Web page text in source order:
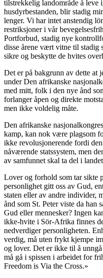
tilstrekkelig landområde å leve
husdyrbestanden, blir stadig
lenger. Vi har intet anstendig
restriksjoner i vår
Portforbud, stadig nye
disse årene vært vitne til stadig
sikre og beskytte de hvites
Det er på bakgrunn av dette at
under Den afrikanske
med mitt, folk i den nye ånd
forlanger åpen og direkte
men ikke voldelig måte.
Den afrikanske
kamp, kan nok være plagsom
ikke revolusjonerende fordi
nåværende statssystem, men
av samfunnet skal ta del i
Lover og forhold som tar sikte
personlighet gitt oss av Gud,
staten eller av andre individer,
ånd som St. Peter viste da han
Gud eller mennesker? Ingen
ikke-hvite i Sör-Afrika finnes
nedverdiger personligheten.
verdig, må uten frykt kjempe
og lover. Det er ikke til å
må gå i spissen i arbeidet for
Freedom is Via the Cross.»